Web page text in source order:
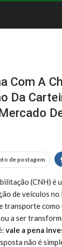
Com A
Da
de postagem
(CNH) é
de veículos no
transporte como
a ser
vale a pena
não é